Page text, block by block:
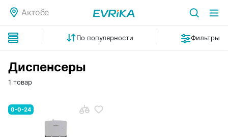
Актобе
По популярности Фильтры
Диспенсеры
1 товар
0-0-24